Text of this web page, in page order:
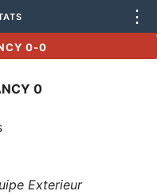
⋮
0-0
0
Exterieur